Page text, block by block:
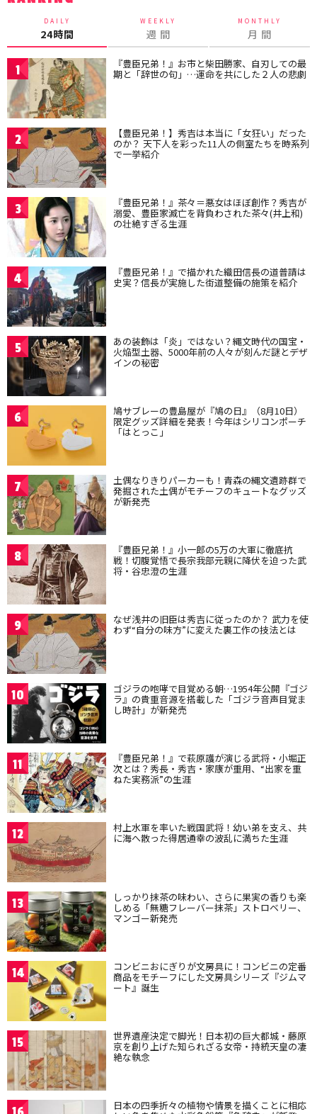
DAILY
24時間
WEEKLY
週 間
MONTHLY
月 間
1 『豊臣兄弟！』お市と柴田勝家、自刃しての最
期と「辞世の句」…運命を共にした２人の悲劇
2 【豊臣兄弟！】秀吉は本当に「女狂い」だった
のか？ 天下人を彩った11人の側室たちを時系列
で一挙紹介
3 『豊臣兄弟！』茶々＝悪女はほぼ創作？秀吉が
溺愛、豊臣家滅亡を背負わされた茶々(井上和)
の壮絶すぎる生涯
4 『豊臣兄弟！』で描かれた織田信長の道普請は
史実？信長が実施した街道整備の施策を紹介
5 あの装飾は「炎」ではない？縄文時代の国宝・
火焔型土器、5000年前の人々が刻んだ謎とデザ
インの秘密
6 鳩サブレーの豊島屋が『鳩の日』（8月10日）
限定グッズ詳細を発表！今年はシリコンポーチ
「はとっこ」
7 土偶なりきりパーカーも！青森の縄文遺跡群で
発掘された土偶がモチーフのキュートなグッズ
が新発売
8 『豊臣兄弟！』小一郎の5万の大軍に徹底抗
戦！切腹覚悟で長宗我部元親に降伏を迫った武
将・谷忠澄の生涯
9 なぜ浅井の旧臣は秀吉に従ったのか？ 武力を使
わず“自分の味方”に変えた裏工作の技法とは
10 ゴジラの咆哮で目覚める朝…1954年公開『ゴジ
ラ』の貴重音源を搭載した「ゴジラ音声目覚ま
し時計」が新発売
11 『豊臣兄弟！』で萩原護が演じる武将・小堀正
次とは？秀長・秀吉・家康が重用、“出家を重
ねた実務派”の生涯
12 村上水軍を率いた戦国武将！幼い弟を支え、共
に海へ散った得居通幸の波乱に満ちた生涯
13 しっかり抹茶の味わい、さらに果実の香りも楽
しめる「無糖フレーバー抹茶」ストロベリー、
マンゴー新発売
14 コンビニおにぎりが文房具に！コンビニの定番
商品をモチーフにした文房具シリーズ『ジムマ
ート』誕生
15 世界遺産決定で脚光！日本初の巨大都城・藤原
京を創り上げた知られざる女帝・持統天皇の凄
絶な執念
日本の四季折々の植物や情景を描くことに相応